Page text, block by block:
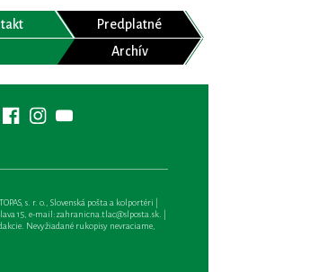
Predplatné
Archív
s. r. o., Slovenská pošta a kolportéri |
15, e-mail:zahranicna.tlac@slposta.sk. |
Nevyžiadané rukopisy nevraciame,